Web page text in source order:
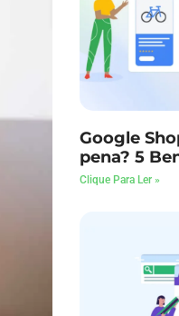
Google
pena? 5
Clique Para Ler »